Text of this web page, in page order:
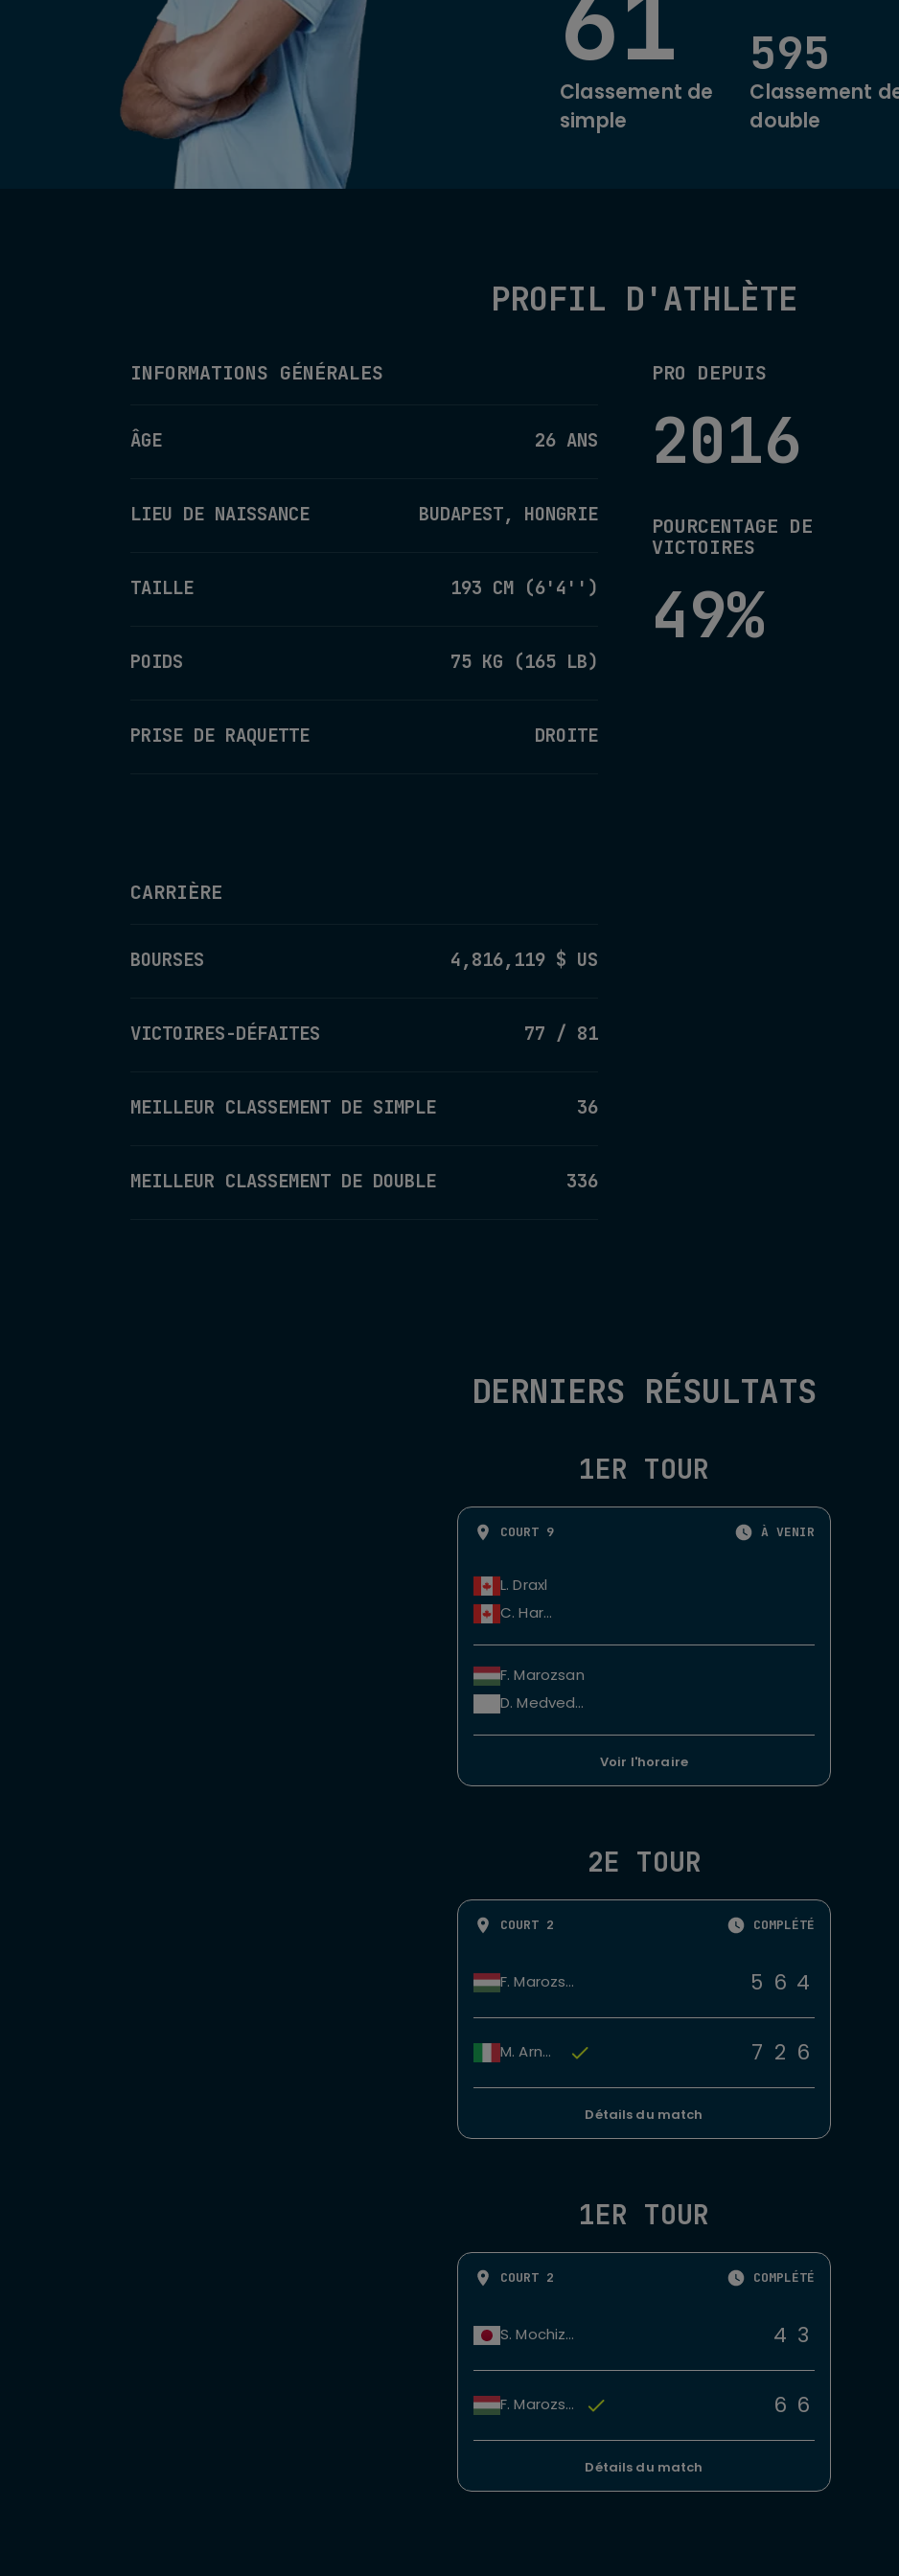
Classement de
simple
595
Classement
double
PROFIL D'ATHLÈTE
INFORMATIONS GÉNÉRALES
ÂGE 26 ANS
LIEU DE NAISSANCE BUDAPEST, HONGRIE
TAILLE 193 CM (6'4'')
POIDS 75 KG (165 LB)
PRISE DE RAQUETTE DROITE
PRO DEPUIS
2016
POURCENTAGE DE
VICTOIRES
49%
CARRIÈRE
BOURSES 4,816,119 $ US
VICTOIRES-DÉFAITES 77 / 81
MEILLEUR CLASSEMENT DE SIMPLE 36
MEILLEUR CLASSEMENT DE DOUBLE 336
DERNIERS RÉSULTATS
1ER TOUR
COURT 9 À VENIR
L. Draxl
C. Harper
F. Marozsan
D. Medvedev
Voir l'horaire
2E TOUR
COURT 2 COMPLÉTÉ
F. Marozsan 5 6 4
M. Arnaldi 7 2 6
Détails du match
1ER TOUR
COURT 2 COMPLÉTÉ
S. Mochizuki 4 3
F. Marozsan 6 6
Détails du match